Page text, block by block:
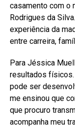
casamento com o
Rodrigues da
experiência da
entre carreira,
Para Jéssica
resultados físicos.
pode ser
me ensinou que
que procuro
acompanha meu